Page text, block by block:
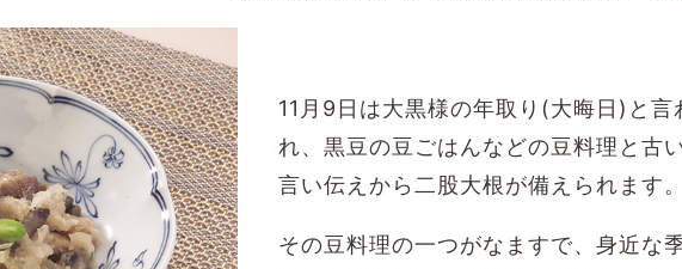
11月9日は大黒様の年取り(大晦日)と言
れ、黒豆の豆ごはんなどの豆料理と古
言い伝えから二股大根が備えられます。
その豆料理の一つがなますで、身近な